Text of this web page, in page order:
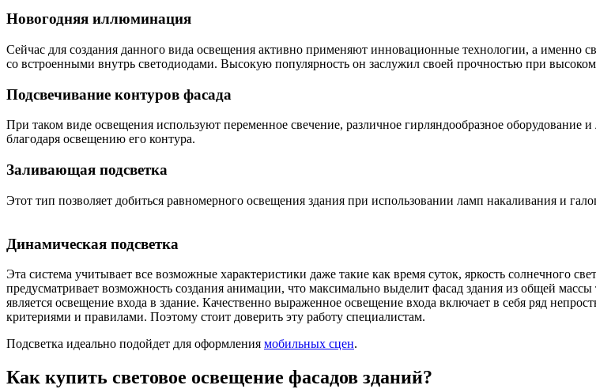
Новогодняя иллюминация
Сейчас для создания данного вида освещения активно применяют инновационные технологии, а
со встроенными внутрь светодиодами. Высокую популярность он заслужил своей прочностью при
Подсвечивание контуров фасада
При таком виде освещения используют переменное свечение, различное гирляндообразное
благодаря освещению его контура.
Заливающая подсветка
Этот тип позволяет добиться равномерного освещения здания при использовании ламп накаливания и
Динамическая подсветка
Эта система учитывает все возможные характеристики даже такие как время суток, яркость солнечного
предусматривает возможность создания анимации, что максимально выделит фасад здания из общей
является освещение входа в здание. Качественно выраженное освещение входа включает в себя ряд
критериями и правилами. Поэтому стоит доверить эту работу специалистам.
Подсветка идеально подойдет для оформления мобильных сцен.
Как купить световое освещение фасадов зданий?